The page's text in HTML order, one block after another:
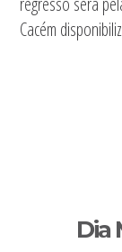
Cacém
Dia